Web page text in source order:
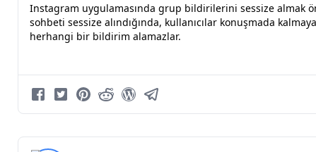
Instagram uygulamasında grup bildirilerini sessize almak
sohbeti sessize alındığında, kullanıcılar konuşmada
herhangi bir bildirim alamazlar.